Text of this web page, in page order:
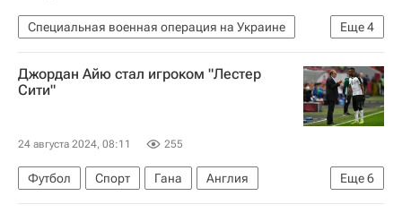
Еще4
Специальная военная операция на Украине
Происшествия
Воронежская область
Острогожский район
Джордан Айю стал игроком "Лестер
Сити"
24 августа 2024, 08:11 255
Еще6
Футбол Спорт Гана
Англия
Джордан Айю
Кристал Пэлас Лестер Сити